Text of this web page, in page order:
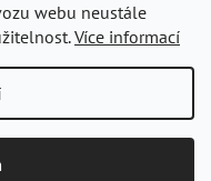
webu neustále
Více informací
práva vyhrazena.Upravit